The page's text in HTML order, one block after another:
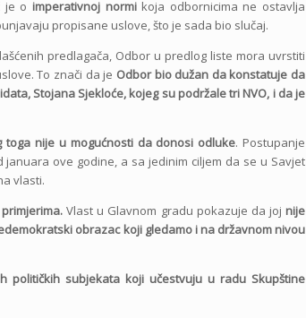
je o imperativnoj normi koja odbornicima ne ostavlja
propisane uslove, što je sada bio slučaj.
predlagača, Odbor u predlog liste mora uvrstiti
To znači da je Odbor bio dužan da konstatuje da
Stojana Sjekloće, kojeg su podržale tri NVO, i da je
toga nije u mogućnosti da donosi odluke. Postupanje
januara ove godine, a sa jedinim ciljem da se u Savjet
vlasti.
Vlast u Glavnom gradu pokazuje da joj nije
obrazac koji gledamo i na državnom nivou
političkih subjekata koji učestvuju u radu Skupštine